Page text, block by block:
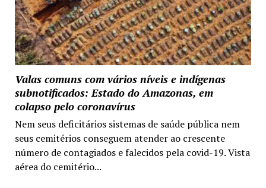
Valas comuns com vários níveis e indígenas
subnotificados: Estado do Amazonas, em
colapso pelo coronavírus
Nem seus deficitários sistemas de saúde pública nem
seus cemitérios conseguem atender ao crescente
número de contagiados e falecidos pela covid-19. Vista
aérea do cemitério...